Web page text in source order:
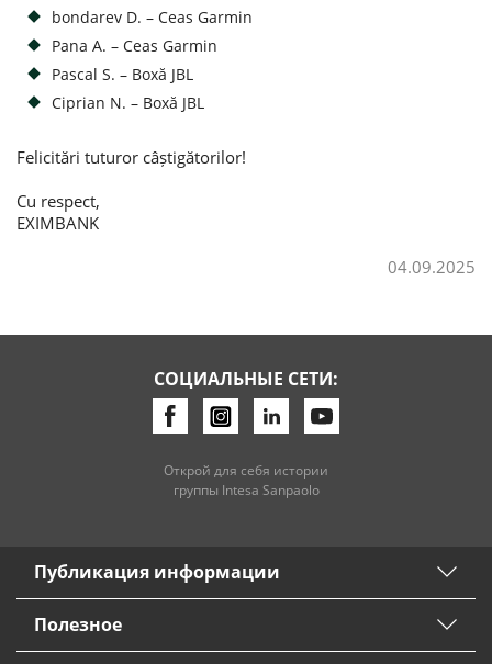
bondarev D. – Ceas Garmin
Pana A. – Ceas Garmin
Pascal S. – Boxă JBL
Ciprian N. – Boxă JBL
Felicitări tuturor câștigătorilor!
Cu respect,
EXIMBANK
04.09.2025
СОЦИАЛЬНЫЕ СЕТИ:
Открой для себя истории
группы Intesa Sanpaolo
Публикация информации
Полезное